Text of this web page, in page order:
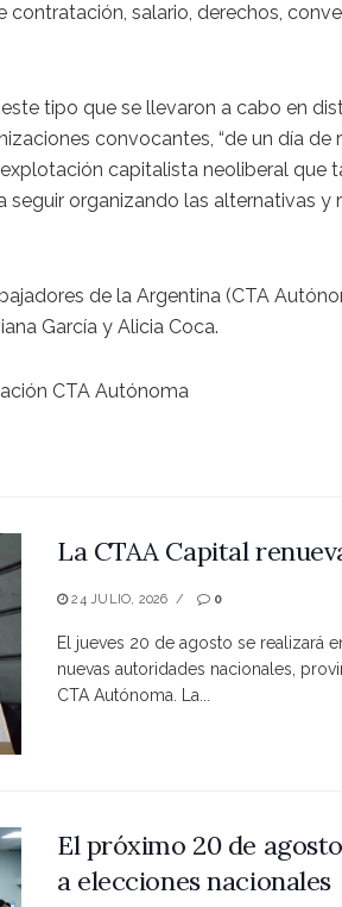
contratación, salario, derechos,
tipo que se llevaron a cabo en
convocantes, “de un día de
capitalista neoliberal que
seguir organizando las alternativas y
de la Argentina (CTA
García y Alicia Coca.
CTA Autónoma
La CTAA Capital
24 JULIO, 2026 0
El jueves 20 de agosto se realizará
nuevas autoridades nacionales,
CTA Autónoma. La...
El próximo 20 de
a elecciones nacionales